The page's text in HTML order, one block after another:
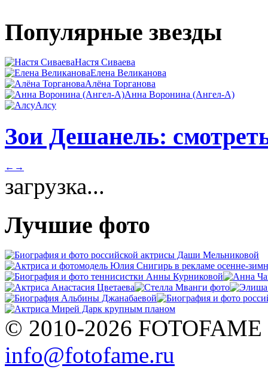
Популярные звезды
Настя Сиваева
Елена Великанова
Алёна Торганова
Анна Воронина (Ангел-А)
Алсу
Зои Дешанель:
← →
загрузка...
Лучшие фото
© 2010-2026 FOTOFAME
info@fotofame.ru